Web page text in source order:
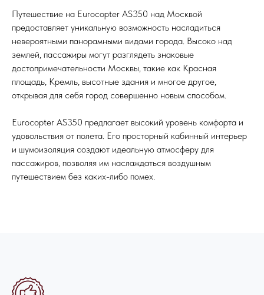
Путешествие на Eurocopter AS350 над Москвой
предоставляет уникальную возможность насладиться
невероятными панорамными видами города. Высоко над
землей, пассажиры могут разглядеть знаковые
достопримечательности Москвы, такие как Красная
площадь, Кремль, высотные здания и многое другое,
открывая для себя город совершенно новым способом.
Eurocopter AS350 предлагает высокий уровень комфорта и
удовольствия от полета. Его просторный кабинный интерьер
и шумоизоляция создают идеальную атмосферу для
пассажиров, позволяя им наслаждаться воздушным
путешествием без каких-либо помех.